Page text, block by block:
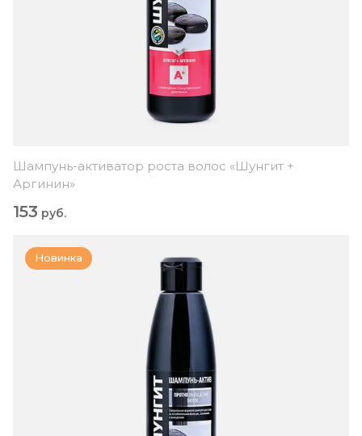
Шампунь-активатор роста волос «Шунгит +
Аргинин»
153 руб.
Новинка